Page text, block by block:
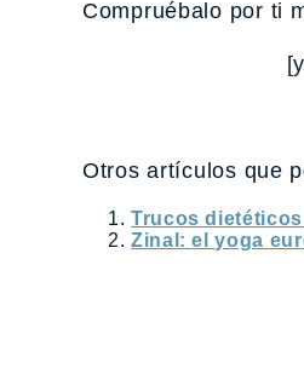
Compruébalo por ti
Otros artículos que
Trucos
Zinal: el yoga